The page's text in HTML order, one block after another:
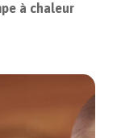
à chaleur